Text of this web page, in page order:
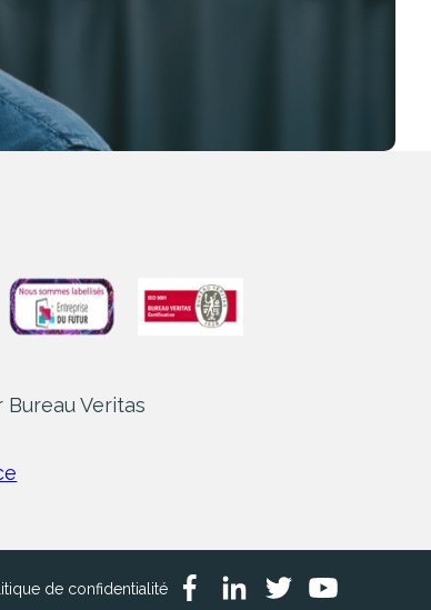
Bureau Veritas
de confidentialité